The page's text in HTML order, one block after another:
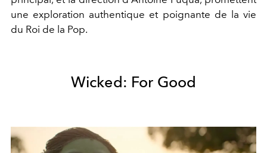
une exploration authentique et poignante de la vie
du Roi de la Pop.
Wicked: For Good